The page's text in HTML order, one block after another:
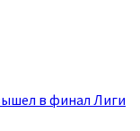
в финал Лиги